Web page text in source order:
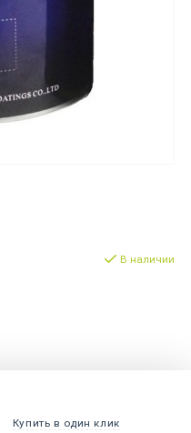
В наличии
Купить в один клик